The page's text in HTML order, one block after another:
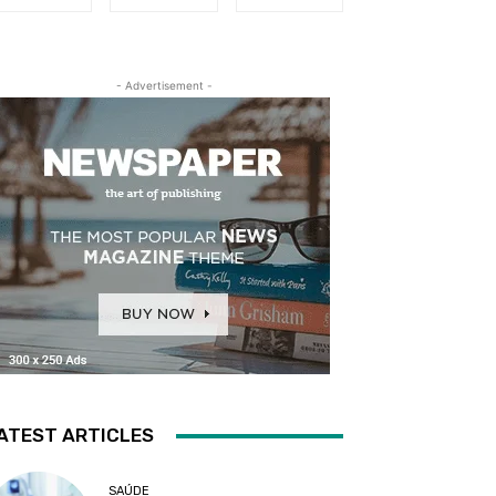
- Advertisement -
ARTICLES
SAÚDE